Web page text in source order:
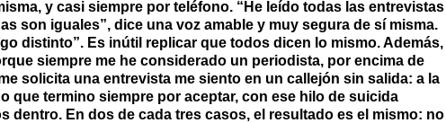
y casi siempre por teléfono. “He leído todas las entrevistas
son iguales”, dice una voz amable y muy segura de sí misma.
distinto”. Es inútil replicar que todos dicen lo mismo. Además,
siempre me he considerado un periodista, por encima de
solicita una entrevista me siento en un callejón sin salida: a la
que termino siempre por aceptar, con ese hilo de suicida
dentro. En dos de cada tres casos, el resultado es el mismo: no